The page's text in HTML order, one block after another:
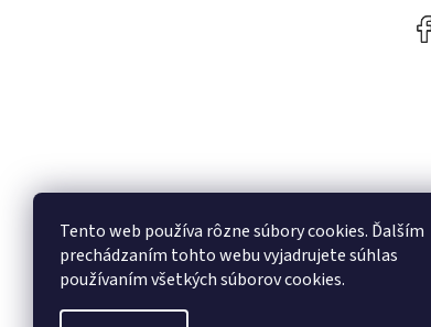
Tento web používa rôzne súbory cookies. Ďalším
prechádzaním tohto webu vyjadrujete súhlas
používaním všetkých súborov cookies.